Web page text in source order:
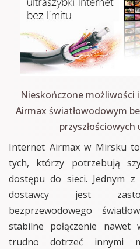
Nieskończone
Airmax światłowodowym
Internet Airmax w Mirsku
tych, którzy potrzebują
dostępu do sieci. Jednym
dostawcy jest
bezprzewodowego
stabilne połączenie
trudno dotrzeć innymi